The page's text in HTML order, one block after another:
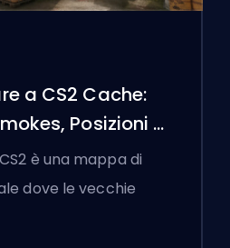
a CS2 Cache:
Posizioni e
Premier
è una mappa di
dove le vecchie